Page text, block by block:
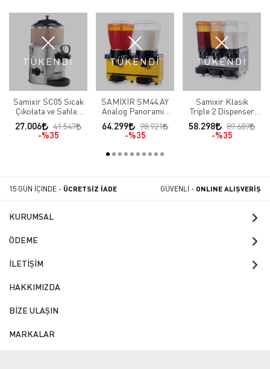
TÜKENDİ
Samixir SC05 Sıcak
Çikolata ve Sahlep
Makinesi 5 LT
27.006
41.547
%35
TÜKENDİ
SAMİXİR SM44.AY
Analog Panoramik
Karıştırıcılı Ve
Fıskiyeli Soğuk
İçecek Dispenseri
64.299
98.921
%35
TÜKENDİ
Samixir Klasik
Triple 2 Dispenser
Fıskiyeli ve 1
Dispenser
Karıştırıcılı Soğuk
58.298
89.689
%35
15 GÜN İÇİNDE - ÜCRETSİZ İADE GÜVENLİ - ONLINE ALIŞVERİŞ
KURUMSAL
ÖDEME
İLETİŞİM
HAKKIMIZDA
BİZE ULAŞIN
MARKALAR